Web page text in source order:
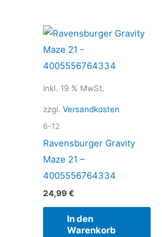
inkl. 19 % MwSt.
zzgl. Versandkosten
6-12
Ravensburger Gravity
Maze 21 –
4005556764334
24,99€
In den
Warenkorb